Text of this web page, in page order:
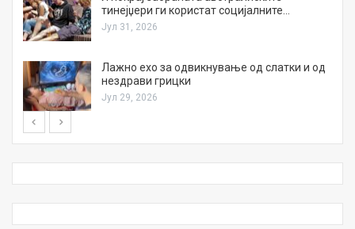
тинејџери ги користат социјалните…
Јул 31, 2026
Лажно ехо за одвикнување од слатки и од
нездрави грицки
Јул 29, 2026